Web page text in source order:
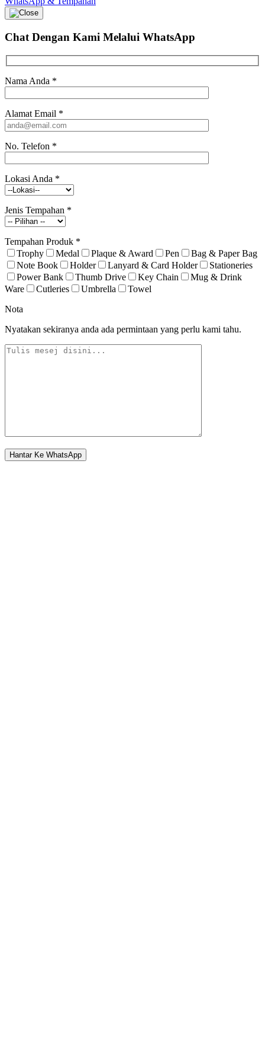
Chat Dengan Kami Melalui WhatsApp
Nama Anda *
Alamat Email *
No. Telefon *
Lokasi Anda *
Jenis Tempahan *
Tempahan Produk *
Trophy
Medal Plaque & Award Pen
Bag & Paper Bag
Note Book
Holder Lanyard & Card Holder
Stationeries
Power Bank
Thumb Drive Key Chain
Mug & Drink
Ware
Cutleries Umbrella
Towel
Nota
Nyatakan sekiranya anda ada permintaan yang perlu kami tahu.